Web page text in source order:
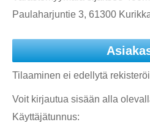
Paulaharjuntie 3, 61300
Tilaaminen ei edellytä
Voit kirjautua sisään alla
Käyttäjätunnus: